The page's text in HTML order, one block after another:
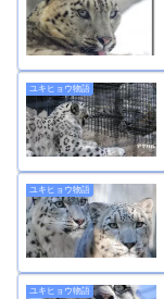
ユキヒョウ物語
ユキヒョウ物語
ユキヒョウ物語